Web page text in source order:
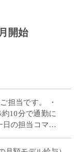
開始
担当です。 ・
10分で通勤に
日の担当コマ数
業 […]